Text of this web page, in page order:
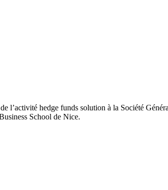
l’activité hedge funds solution à la Société
School de Nice.